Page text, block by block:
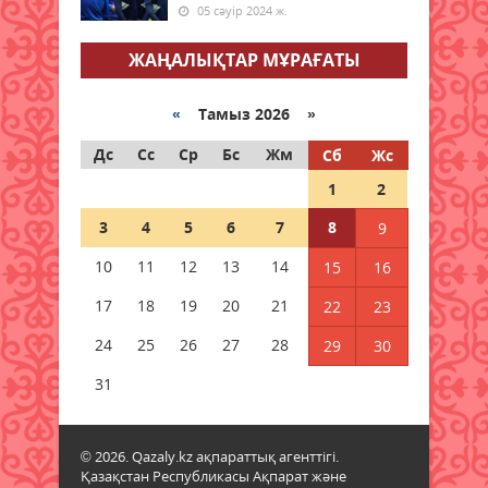
арналған апталық іс-шаралар
өтуде
Мәслихат сессиясында маңызды
мәселелер қаралды
Қызылордада 2026 жылы
құрылысқа 177 млрд теңге
Жамбылда жаңа флюорит
08 тамыз 2026 ж. 64
Қазақстанның басым бөлігінде
05 сәуір 2024 ж.
ЖАҢАЛЫҚТАР МҰРАҒАТЫ
« Тамыз 2026 »
Дс
Сс Ср Бс Жм Сб
Жс
1
2
3
4 5 6 7 8
9
10
11 12 13 14 15
16
17
18 19 20 21 22
23
24
25 26 27 28 29
30
31
© 2026. Qazaly.kz ақпараттық агенттігі.
Қазақстан Республикасы Ақпарат және